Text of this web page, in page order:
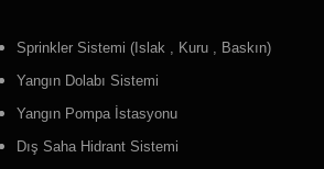
Sprinkler Sistemi (Islak , Kuru , Baskın)
Yangın Dolabı Sistemi
Yangın Pompa İstasyonu
Dış Saha Hidrant Sistemi